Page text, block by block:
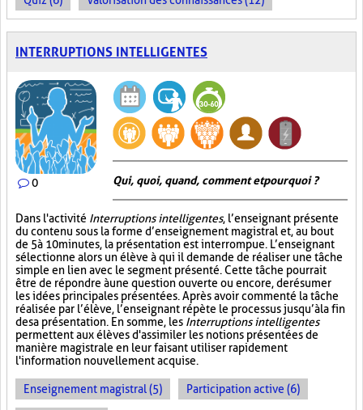
INTERRUPTIONS INTELLIGENTES
0 Qui, quoi, quand, comment et pourquoi ?
Dans l'activité Interruptions intelligentes, l’enseignant présente
du contenu sous la forme d’enseignement magistral et, au bout
de 5 à 10 minutes, la présentation est interrompue. L’enseignant
sélectionne alors un élève à qui il demande de réaliser une tâche
simple en lien avec le segment présenté. Cette tâche pourrait
être de répondre à une question ouverte ou encore, de résumer
les idées principales présentées. Après avoir commenté la tâche
réalisée par l’élève, l’enseignant répète le processus jusqu’à la fin
de sa présentation. En somme, les Interruptions intelligentes
permettent aux élèves d'assimiler les notions présentées de
manière magistrale en leur faisant utiliser rapidement
l'information nouvellement acquise.
Enseignement magistral (5) Participation active (6)